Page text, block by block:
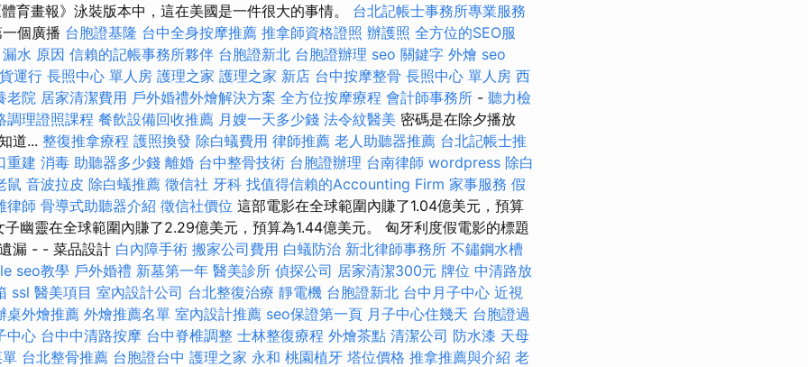
育畫報》泳裝版本中，這在美國是一件很大的事情。 台北記帳士事務所專業服務
個廣播 台胞證基隆 台中全身按摩推薦 推拿師資格證照 辦護照 全方位的SEO服
漏水 原因 信賴的記帳事務所夥伴 台胞證新北 台胞證辦理 seo 關鍵字 外燴 seo
貨運行 長照中心 單人房 護理之家 護理之家 新店 台中按摩整骨 長照中心 單人房 西
老院 居家清潔費用 戶外婚禮外燴解決方案 全方位按摩療程 會計師事務所 - 聽力檢
調理證照課程 餐飲設備回收推薦 月嫂一天多少錢 法令紋醫美 密碼是在除夕播放
道... 整復推拿療程 護照換發 除白蟻費用 律師推薦 老人助聽器推薦 台北記帳士推
重建 消毒 助聽器多少錢 離婚 台中整骨技術 台胞證辦理 台南律師 wordpress 除白
鼠 音波拉皮 除白蟻推薦 徵信社 牙科 找值得信賴的Accounting Firm 家事服務 假
律師 骨導式助聽器介紹 徵信社價位 這部電影在全球範圍內賺了1.04億美元，預算
幽靈在全球範圍內賺了2.29億美元，預算為1.44億美元。 匈牙利度假電影的標題
漏 - - 菜品設計 白內障手術 搬家公司費用 白蟻防治 新北律師事務所 不鏽鋼水槽
seo教學 戶外婚禮 新墓第一年 醫美診所 偵探公司 居家清潔300元 牌位 中清路放
ssl 醫美項目 室內設計公司 台北整復治療 靜電機 台胞證新北 台中月子中心 近視
桌外燴推薦 外燴推薦名單 室內設計推薦 seo保證第一頁 月子中心住幾天 台胞證過
中心 台中中清路按摩 台中脊椎調整 士林整復療程 外燴茶點 清潔公司 防水漆 天母
台北整骨推薦 台胞證台中 護理之家 永和 桃園植牙 塔位價格 推拿推薦與介紹 老